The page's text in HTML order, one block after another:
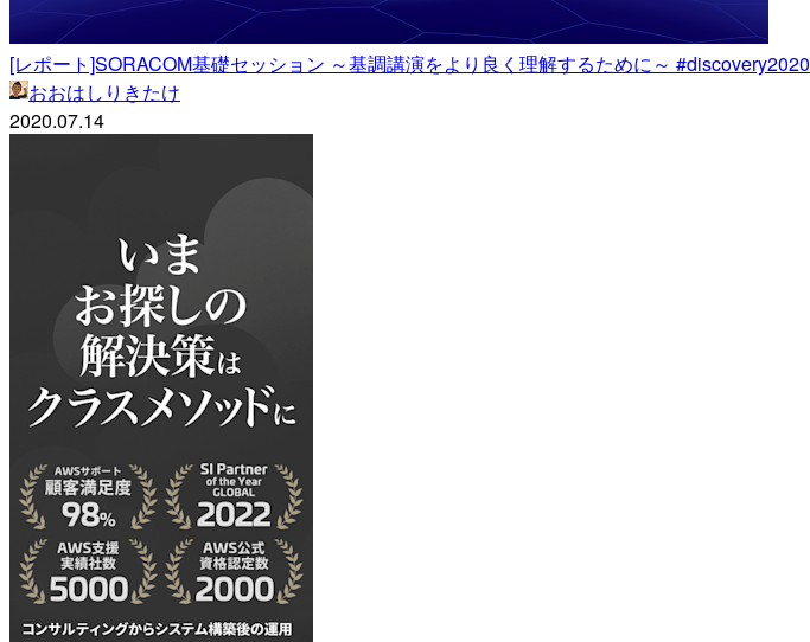
[レポート]SORACOM基礎セッション ～基調講演をより良く理解するために～ #discovery2020
おおはしりきたけ
2020.07.14